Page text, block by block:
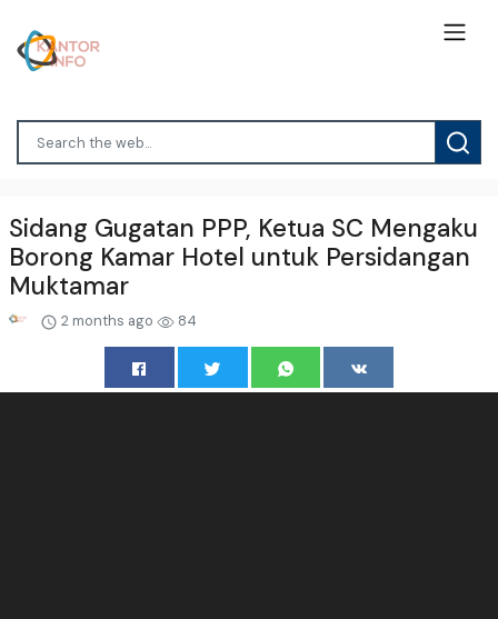
Sidang Gugatan PPP, Ketua SC Mengaku
Borong Kamar Hotel untuk Persidangan
Muktamar
2 months ago 84